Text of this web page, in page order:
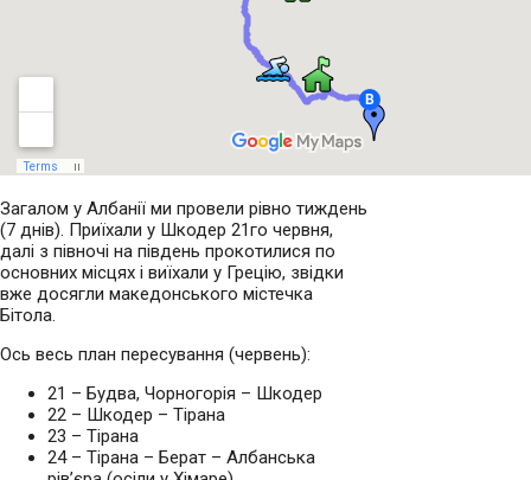
Загалом у Албанії ми провели рівно тиждень
(7 днів). Приїхали у Шкодер 21го червня,
далі з півночі на південь прокотилися по
основних місцях і виїхали у Грецію, звідки
вже досягли македонського містечка
Бітола.
Ось весь план пересування (червень):
21 – Будва, Чорногорія – Шкодер
22 – Шкодер – Тірана
23 – Тірана
24 – Тірана – Берат – Албанська